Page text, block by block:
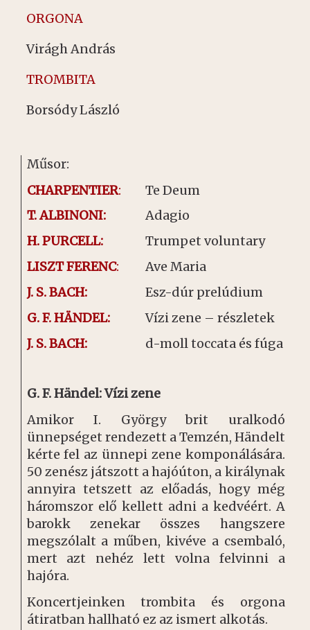
ORGONA
Virágh András
TROMBITA
Borsódy László
Műsor:
CHARPENTIER:
Te Deum
T. ALBINONI:
Adagio
H. PURCELL:
Trumpet voluntary
LISZT FERENC:
Ave Maria
J. S. BACH:
Esz-dúr prelúdium
G. F. HÄNDEL:
Vízi zene – részletek
J. S. BACH:
d-moll toccata és fúga
G. F. Händel: Vízi zene
Amikor I. György brit uralkodó
ünnepséget rendezett a Temzén, Händelt
kérte fel az ünnepi zene komponálására.
50 zenész játszott a hajóúton, a királynak
annyira tetszett az előadás, hogy még
háromszor elő kellett adni a kedvéért. A
barokk zenekar összes hangszere
megszólalt a műben, kivéve a csembaló,
mert azt nehéz lett volna felvinni a
hajóra.
Koncertjeinken trombita és orgona
átiratban hallható ez az ismert alkotás.